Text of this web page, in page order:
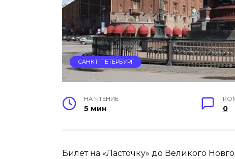
САНКТ-ПЕТЕРБУРГ
НА ЧТЕНИЕ
5 мин 0
Билет на «Ласточку» до Великого